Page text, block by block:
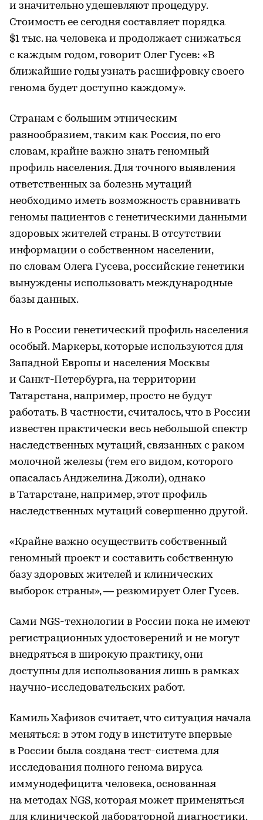
и значительно удешевляют процедуру.
Стоимость ее сегодня составляет порядка
$1 тыс. на человека и продолжает снижаться
с каждым годом, говорит Олег Гусев: «В
ближайшие годы узнать расшифровку своего
генома будет доступно каждому».
Странам с большим этническим
разнообразием, таким как Россия, по его
словам, крайне важно знать геномный
профиль населения. Для точного выявления
ответственных за болезнь мутаций
необходимо иметь возможность сравнивать
геномы пациентов с генетическими данными
здоровых жителей страны. В отсутствии
информации о собственном населении,
по словам Олега Гусева, российские генетики
вынуждены использовать международные
базы данных.
Но в России генетический профиль населения
особый. Маркеры, которые используются для
Западной Европы и населения Москвы
и Санкт-Петербурга, на территории
Татарстана, например, просто не будут
работать. В частности, считалось, что в России
известен практически весь небольшой спектр
наследственных мутаций, связанных с раком
молочной железы (тем его видом, которого
опасалась Анджелина Джоли), однако
в Татарстане, например, этот профиль
наследственных мутаций совершенно другой.
«Крайне важно осуществить собственный
геномный проект и составить собственную
базу здоровых жителей и клинических
выборок страны», — резюмирует Олег Гусев.
Сами NGS-технологии в России пока не имеют
регистрационных удостоверений и не могут
внедряться в широкую практику, они
доступны для использования лишь в рамках
научно-исследовательских работ.
Камиль Хафизов считает, что ситуация начала
меняться: в этом году в институте впервые
в России была создана тест-система для
исследования полного генома вируса
иммунодефицита человека, основанная
на методах NGS, которая может применяться
для клинической лабораторной диагностики.